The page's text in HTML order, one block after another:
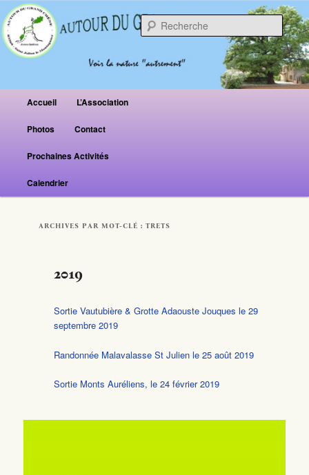
Menu principal
Aller au contenu principal
Aller au contenu secondaire
Accueil L’Association
Photos Contact
Prochaines Activités
Calendrier
ARCHIVES PAR MOT-CLÉ :TRETS
2019
Sortie Vautubière & Grotte Adaouste Jouques le 29
septembre 2019
Randonnée Malavalasse St Julien le 25 août 2019
Sortie Monts Auréliens, le 24 février 2019